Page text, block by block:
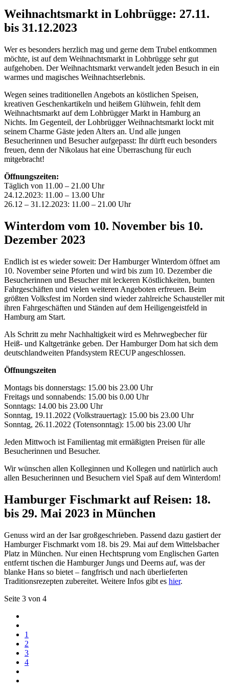
Weihnachtsmarkt in Lohbrügge: 27.11.
bis 31.12.2023
Wer es besonders herzlich mag und gerne dem Trubel entkommen
möchte, ist auf dem Weihnachtsmarkt in Lohbrügge sehr gut
aufgehoben. Der Weihnachtsmarkt verwandelt jeden Besuch in ein
warmes und magisches Weihnachtserlebnis.
Wegen seines traditionellen Angebots an köstlichen Speisen,
kreativen Geschenkartikeln und heißem Glühwein, fehlt dem
Weihnachtsmarkt auf dem Lohbrügger Markt in Hamburg an
Nichts. Im Gegenteil, der Lohbrügger Weihnachtsmarkt lockt mit
seinem Charme Gäste jeden Alters an. Und alle jungen
Besucherinnen und Besucher aufgepasst: Ihr dürft euch besonders
freuen, denn der Nikolaus hat eine Überraschung für euch
mitgebracht!
Öffnungszeiten:
Täglich von 11.00 – 21.00 Uhr
24.12.2023: 11.00 – 13.00 Uhr
26.12 – 31.12.2023: 11.00 – 21.00 Uhr
Winterdom vom 10. November bis 10.
Dezember 2023
Endlich ist es wieder soweit: Der Hamburger Winterdom öffnet am
10. November seine Pforten und wird bis zum 10. Dezember die
Besucherinnen und Besucher mit leckeren Köstlichkeiten, bunten
Fahrgeschäften und vielen weiteren Angeboten erfreuen. Beim
größten Volksfest im Norden sind wieder zahlreiche Schausteller mit
ihren Fahrgeschäften und Ständen auf dem Heiligengeistfeld in
Hamburg am Start.
Als Schritt zu mehr Nachhaltigkeit wird es Mehrwegbecher für
Heiß- und Kaltgetränke geben. Der Hamburger Dom hat sich dem
deutschlandweiten Pfandsystem RECUP angeschlossen.
Öffnungszeiten
Montags bis donnerstags: 15.00 bis 23.00 Uhr
Freitags und sonnabends: 15.00 bis 0.00 Uhr
Sonntags: 14.00 bis 23.00 Uhr
Sonntag, 19.11.2022 (Volkstrauertag): 15.00 bis 23.00 Uhr
Sonntag, 26.11.2022 (Totensonntag): 15.00 bis 23.00 Uhr
Jeden Mittwoch ist Familientag mit ermäßigten Preisen für alle
Besucherinnen und Besucher.
Wir wünschen allen Kolleginnen und Kollegen und natürlich auch
allen Besucherinnen und Besuchern viel Spaß auf dem Winterdom!
Hamburger Fischmarkt auf Reisen: 18.
bis 29. Mai 2023 in München
Genuss wird an der Isar großgeschrieben. Passend dazu gastiert der
Hamburger Fischmarkt vom 18. bis 29. Mai auf dem Wittelsbacher
Platz in München. Nur einen Hechtsprung vom Englischen Garten
entfernt tischen die Hamburger Jungs und Deerns auf, was der
blanke Hans so bietet – fangfrisch und nach überlieferten
Traditionsrezepten zubereitet. Weitere Infos gibt es hier.
Seite 3 von 4
1
2
3
4